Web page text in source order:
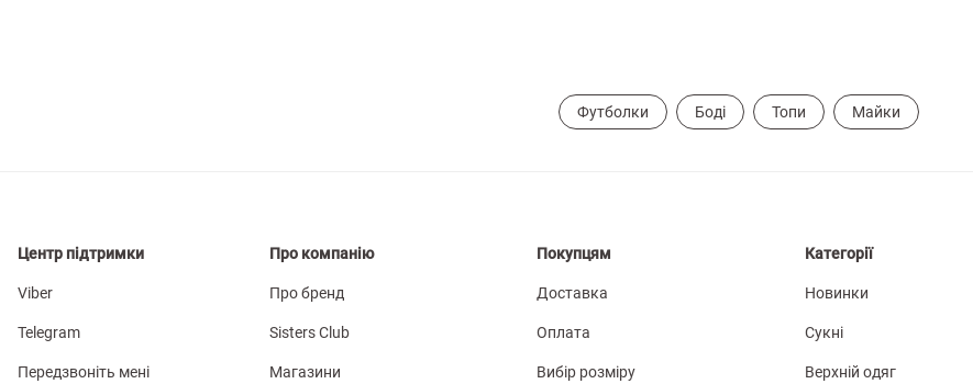
Футболки Боді Топи Майки
Центр підтримки
Viber
Telegram
Передзвоніть мені
Про компанію
Про бренд
Sisters Club
Магазини
Покупцям
Доставка
Оплата
Вибір розміру
Категорії
Новинки
Сукні
Верхній одяг